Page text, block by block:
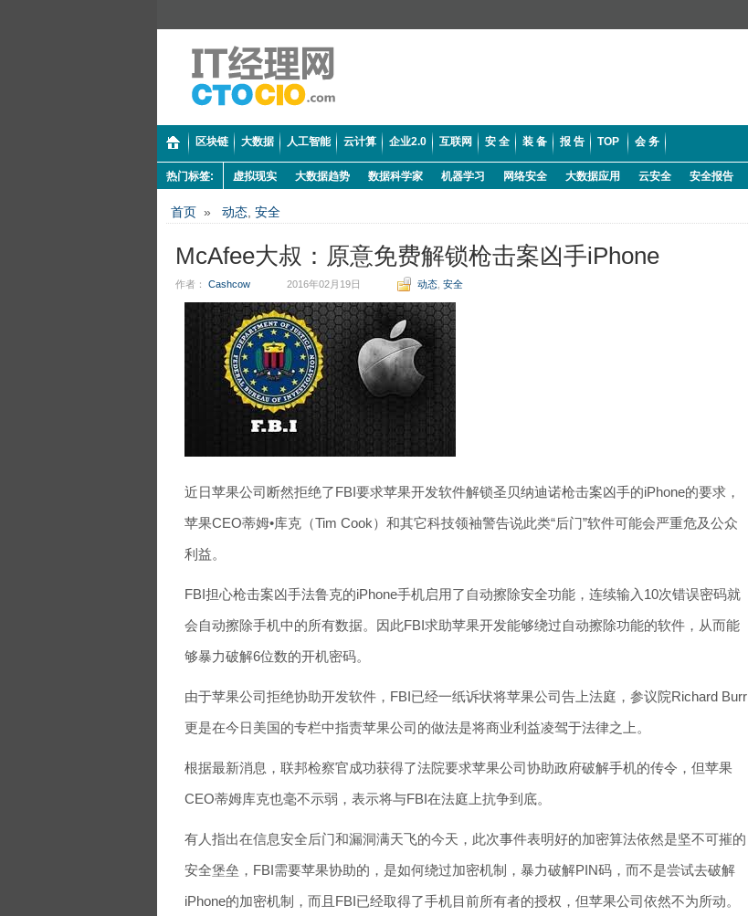
区块链 大数据 人工智能 云计算 企业2.0 互联网 安 全 装 备 报 告 TOP 会 务
热门标签: 虚拟现实 大数据趋势 数据科学家 机器学习 网络安全 大数据应用 云安全 安全报告
首页 » 动态 安全
McAfee大叔：原意免费解锁枪击案凶手iPhone
作者： Cashcow 2016年02月19日 动态 安全
近日苹果公司断然拒绝了FBI要求苹果开发软件解锁圣贝纳迪诺枪击案凶手的iPhone的要求，
苹果CEO蒂姆•库克（Tim Cook）和其它科技领袖警告说此类“后门”软件可能会严重危及公众
利益。
FBI担心枪击案凶手法鲁克的iPhone手机启用了自动擦除安全功能，连续输入10次错误密码就
会自动擦除手机中的所有数据。因此FBI求助苹果开发能够绕过自动擦除功能的软件，从而能
够暴力破解6位数的开机密码。
由于苹果公司拒绝协助开发软件，FBI已经一纸诉状将苹果公司告上法庭，参议院Richard Burr
更是在今日美国的专栏中指责苹果公司的做法是将商业利益凌驾于法律之上。
根据最新消息，联邦检察官成功获得了法院要求苹果公司协助政府破解手机的传令，但苹果
CEO蒂姆库克也毫不示弱，表示将与FBI在法庭上抗争到底。
有人指出在信息安全后门和漏洞满天飞的今天，此次事件表明好的加密算法依然是坚不可摧的
安全堡垒，FBI需要苹果协助的，是如何绕过加密机制，暴力破解PIN码，而不是尝试去破解
iPhone的加密机制，而且FBI已经取得了手机目前所有者的授权，但苹果公司依然不为所动。